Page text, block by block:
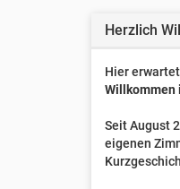
Herzlich
Hier
Willkommen
Seit August
eigenen